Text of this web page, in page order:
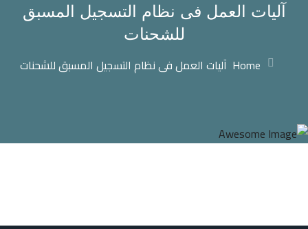
آليات العمل فى نظام التسجيل المسبق
للشحنات
Home آليات العمل فى نظام التسجيل المسبق للشحنات